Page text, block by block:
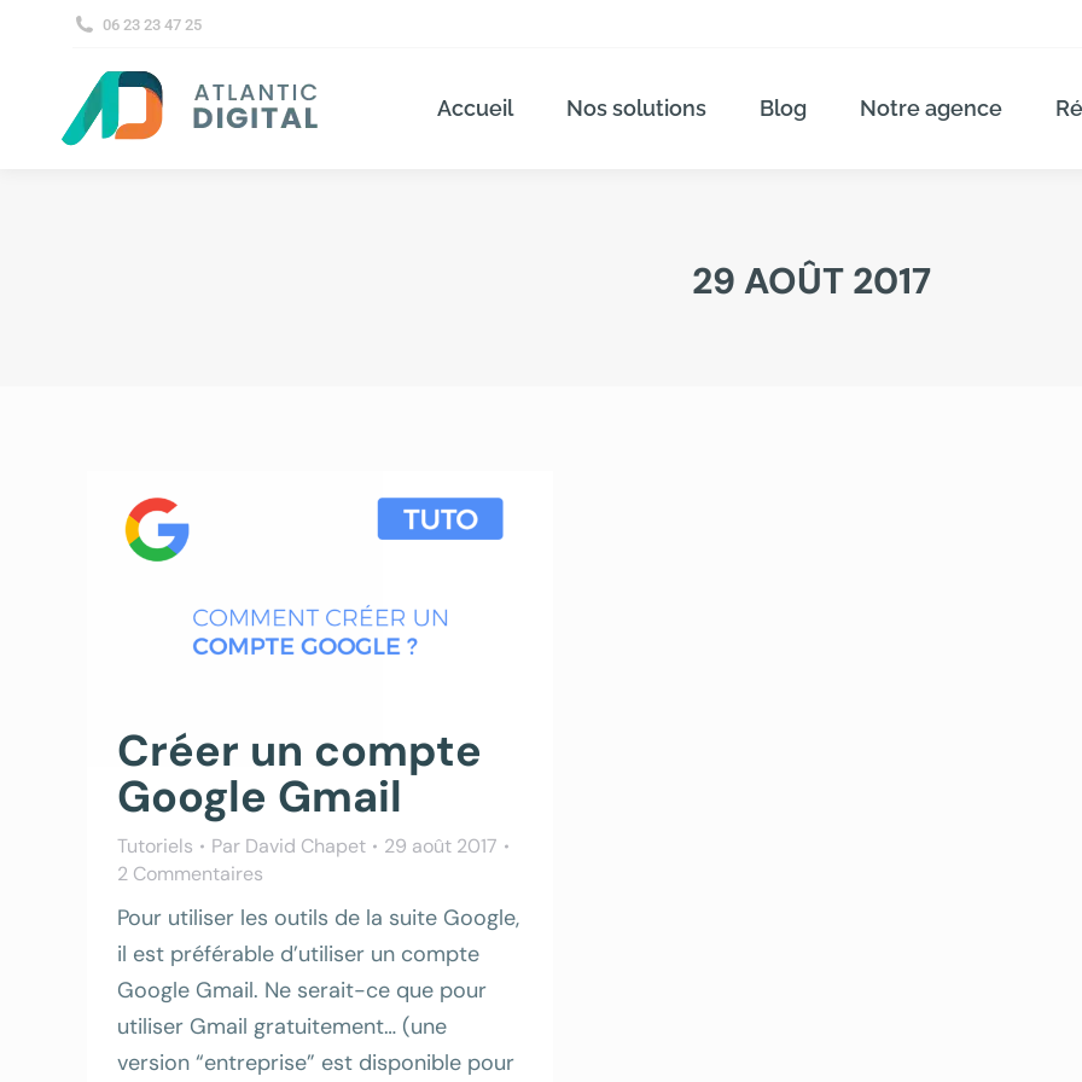
06 23 23 47 25
Accueil Nos solutions Blog Notre agence
29 AOÛT 2017
Créer un compte
Google Gmail
Tutoriels Par David Chapet
29 août 2017
2 Commentaires
Pour utiliser les outils de la suite Google,
il est préférable d’utiliser un compte
Google Gmail. Ne serait-ce que pour
utiliser Gmail gratuitement… (une
version “entreprise” est disponible pour